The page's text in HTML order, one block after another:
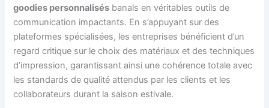
goodies personnalisés banals en véritables outils de
communication impactants. En s’appuyant sur des
plateformes spécialisées, les entreprises bénéficient d’un
regard critique sur le choix des matériaux et des techniques
d’impression, garantissant ainsi une cohérence totale avec
les standards de qualité attendus par les clients et les
collaborateurs durant la saison estivale.